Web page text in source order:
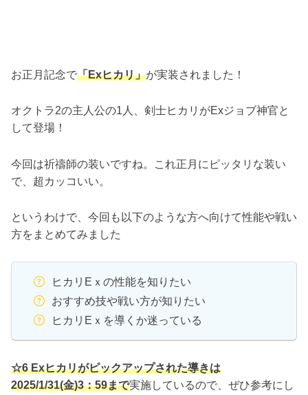
お正月記念で「Exヒカリ」が実装されました！
オクトラ2の主人公の1人、剣士ヒカリがExジョブ神官と
して登場！
今回は祈禱師の装いですね。これ正月にピッタリな装い
で、超カッコいい。
というわけで、今回も以下のような方へ向けて性能や戦い
方をまとめてみました
ヒカリEｘの性能を知りたい
おすすめ技や戦い方が知りたい
ヒカリEｘを導くか迷っている
☆6 Exヒカリがピックアップされた導きは
2025/1/31(金)3：59まで実施しているので、ぜひ参考にし